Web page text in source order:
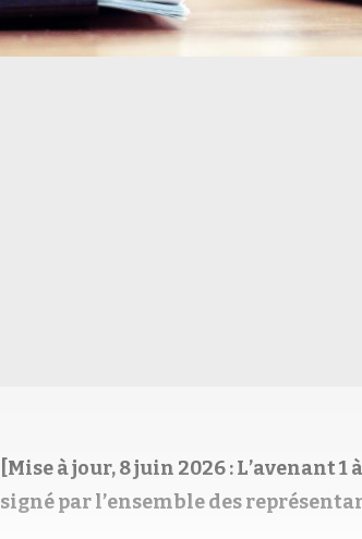
[Mise à jour, 8 juin 2026 : L’avenant
signé par l’ensemble des